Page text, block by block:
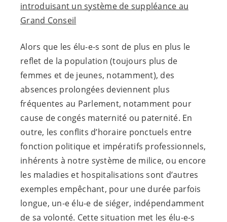
introduisant un système de suppléance au
Grand Conseil
Alors que les élu-e-s sont de plus en plus le
reflet de la population (toujours plus de
femmes et de jeunes, notamment), des
absences prolongées deviennent plus
fréquentes au Parlement, notamment pour
cause de congés maternité ou paternité. En
outre, les conflits d’horaire ponctuels entre
fonction politique et impératifs professionnels,
inhérents à notre système de milice, ou encore
les maladies et hospitalisations sont d’autres
exemples empêchant, pour une durée parfois
longue, un-e élu-e de siéger, indépendamment
de sa volonté. Cette situation met les élu-e-s